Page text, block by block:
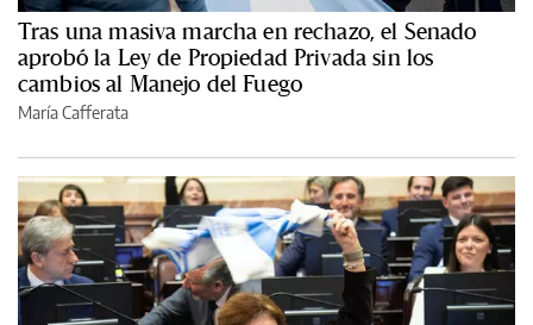
Tras una masiva marcha en rechazo, el Senado
aprobó la Ley de Propiedad Privada sin los
cambios al Manejo del Fuego
María Cafferata